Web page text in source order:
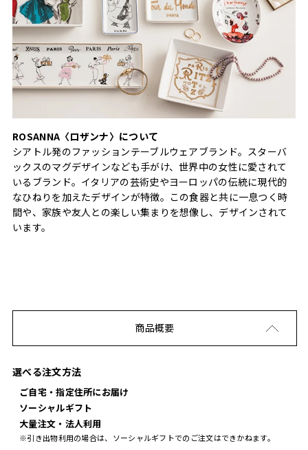
ROSANNA〈ロザンナ〉について
シアトル発のファッションテーブルウェアブランド。スターバ
ックスのマグデザインなども手がけ、世界中の女性に愛されて
いるブランド。イタリアの芸術史やヨーロッパの伝統に現代的
なひねりを加えたデザインが特徴。この食器と共に一息つく時
間や、家族や友人との楽しい集まりを想像し、デザインされて
います。
商品概要
選べる注文方法
ご自宅・指定住所にお届け
ソーシャルギフト
大量注文・法人利用
※引き出物利用の場合は、ソーシャルギフトでのご注文はできかねます。